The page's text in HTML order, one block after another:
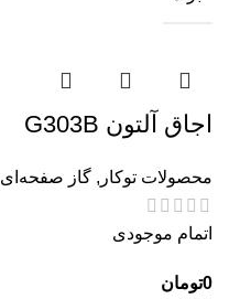
اجاق آلتون G303B
محصولات توکار , گاز صفحه‌ای
اتمام موجودی
0تومان